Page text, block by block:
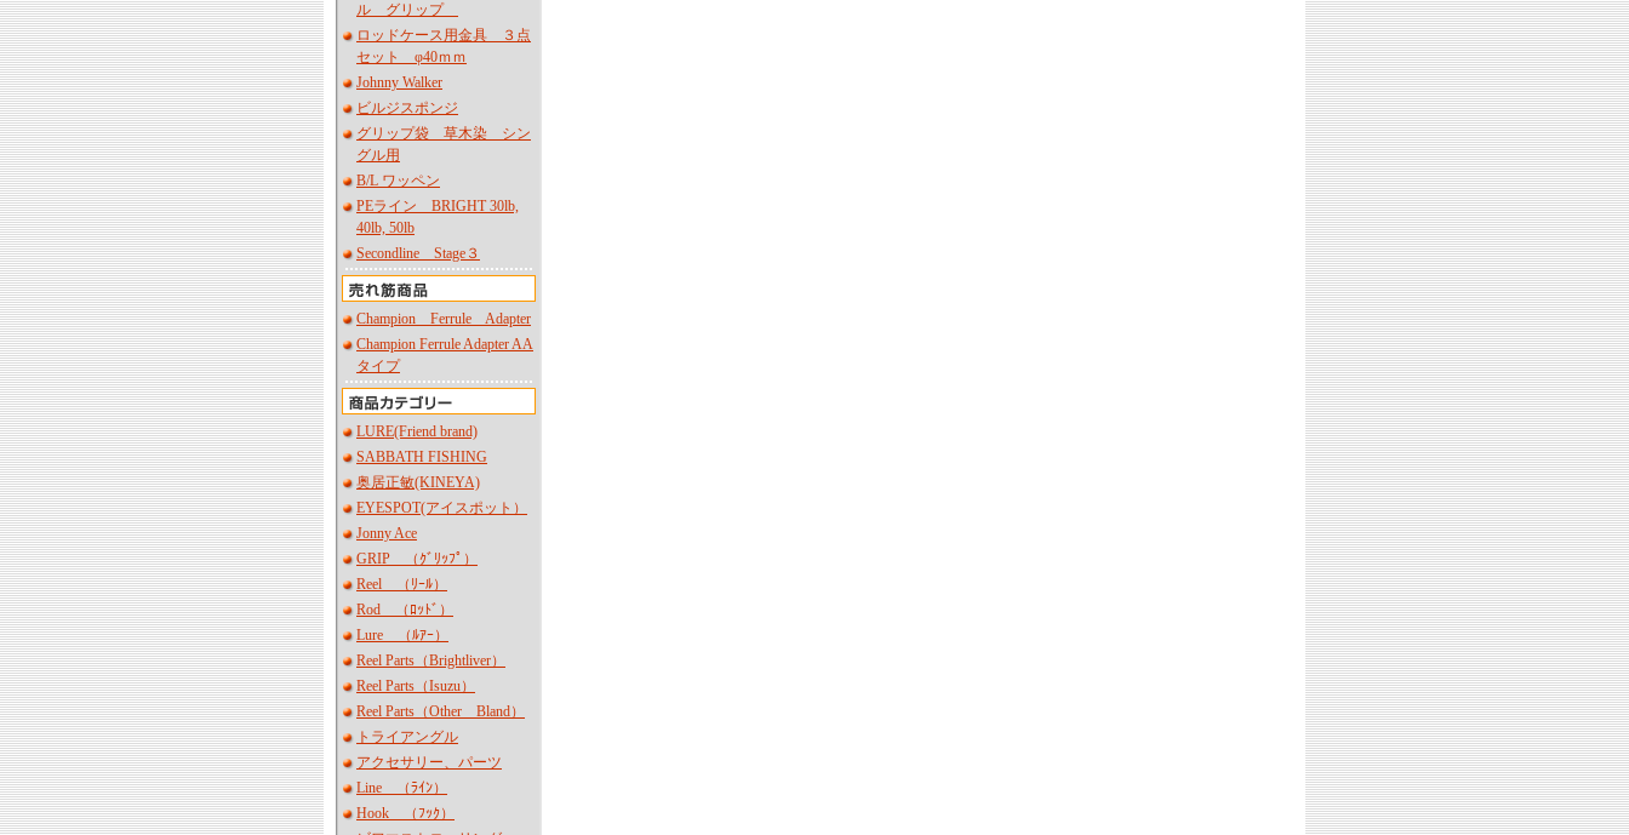
ル グリップ
ロッドケース用金具 ３点
セット φ40ｍｍ
Johnny Walker
ビルジスポンジ
グリップ袋 草木染 シン
グル用
B/L ワッペン
PEライン BRIGHT 30lb,
40lb, 50lb
Secondline Stage３
Champion Ferrule Adapter
Champion Ferrule Adapter AA
タイプ
LURE(Friend brand)
SABBATH FISHING
奥居正敏(KINEYA)
EYESPOT(アイスポット）
Jonny Ace
GRIP （ｸﾞﾘｯﾌﾟ）
Reel （ﾘｰﾙ）
Rod （ﾛｯﾄﾞ）
Lure （ﾙｱｰ）
Reel Parts（Brightliver）
Reel Parts（Isuzu）
Reel Parts（Other Bland）
トライアングル
アクセサリー、パーツ
Line （ﾗｲﾝ）
Hook （ﾌｯｸ）